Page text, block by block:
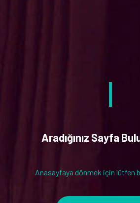
Aradığınız Sayfa
Anasayfaya dönmek için lütfen